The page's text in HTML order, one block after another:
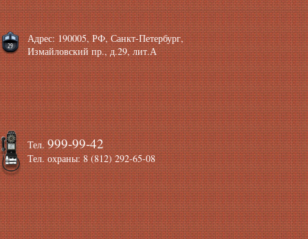
Аренда офиса Технологический институт
Аренда помещений Фрунзенская
Тел.999-99-42
Тел. охраны: 8 (812) 292-65-08
Адрес: 190005, РФ, Санкт-Петербург,
Измайловский пр., д.29, лит.А